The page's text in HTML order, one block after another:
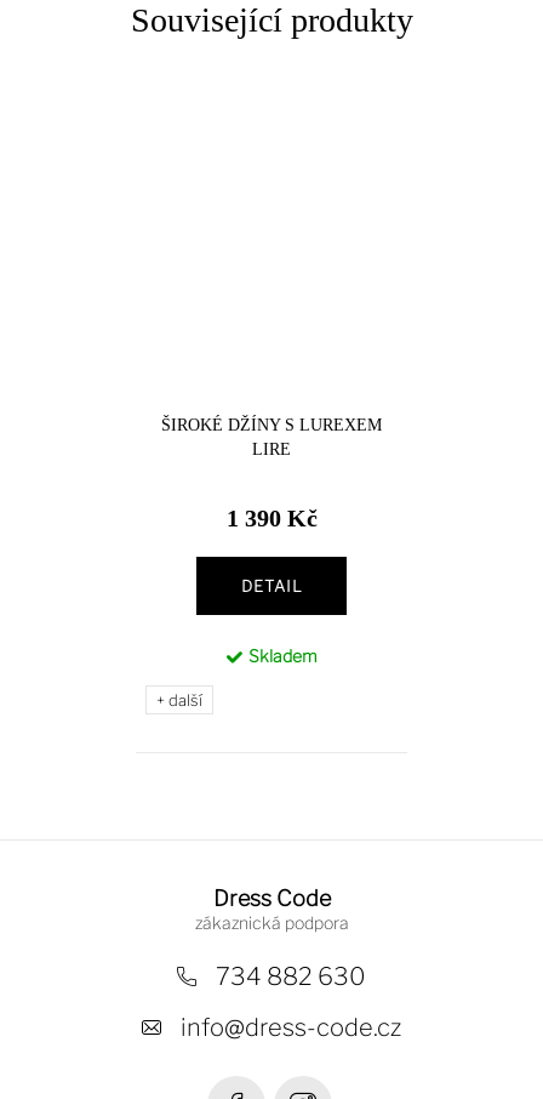
Související produkty
ŠIROKÉ DŽÍNY S LUREXEM
LIRE
1 390 Kč
DETAIL
Skladem
+ další
Dress Code
734 882 630
info@dress-code.cz